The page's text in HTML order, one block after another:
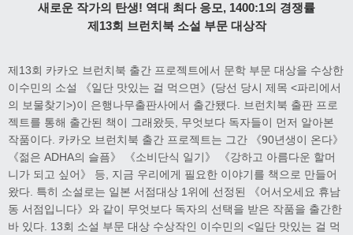
새로운 작가의 탄생! 역대 최다 응모, 1400:1의 경쟁률
제13회 브런치북 소설 부문 대상작
제13회 카카오 브런치북 출간 프로젝트에서 문학 부문 대상을 수상한
이수민의 소설 《일단 맛있는 걸 먹으면》(당선 당시 제목 <파리에서
의 보물찾기>)이 은행나무출판사에서 출간됐다. 브런치북 출판 프로
젝트를 통해 출간된 책이 그래왔듯, 무엇보다 독자들이 먼저 알아본
작품이다. 카카오 브런치북 출간 프로젝트는 그간 《90년생이 온다》
《젊은 ADHA의 슬픔》 《소비단식 일기》 《강하고 아름다운 할머
니가 되고 싶어》 등, 지금 우리에게 필요한 이야기를 책으로 만들어
왔다. 특히 소설로는 일본 서점대상 1위에 선정된 《어서오세요 휴남
동 서점입니다》와 같이 무엇보다 독자의 선택을 받은 작품을 출간한
바 있다. 13회 소설 부문 대상 수상작인 이수민의 <일단 맛있는 걸 먹